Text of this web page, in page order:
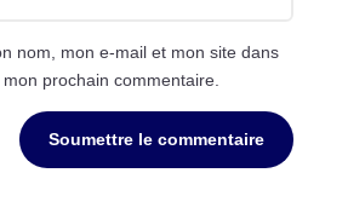
nom, mon e-mail et mon site dans
prochain commentaire.
Soumettre le commentaire